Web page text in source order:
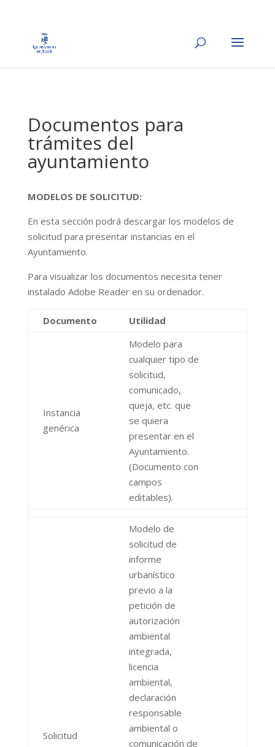
Documentos para
trámites del
ayuntamiento
MODELOS DE SOLICITUD:
En esta sección podrá descargar los modelos de
solicitud para presentar instancias en el
Ayuntamiento.
Para visualizar los documentos necesita tener
instalado Adobe Reader en su ordenador.
Documento Utilidad
Instancia
genérica
Modelo para
cualquier tipo de
solicitud,
comunicado,
queja, etc. que
se quiera
presentar en el
Ayuntamiento.
(Documento con
campos
editables).
Solicitud
Modelo de
solicitud de
informe
urbanístico
previo a la
petición de
autorización
ambiental
integrada,
licencia
ambiental,
declaración
responsable
ambiental o
comunicación de